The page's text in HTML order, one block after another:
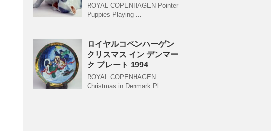
ROYAL COPENHAGEN Pointer
Puppies Playing …
ロイヤルコペンハーゲン
クリスマス イン デンマー
ク プレート 1994
ROYAL COPENHAGEN
Christmas in Denmark Pl …